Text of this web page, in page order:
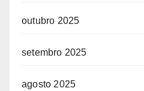
outubro 2025
setembro 2025
agosto 2025